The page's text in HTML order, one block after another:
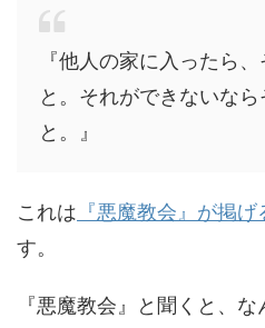
『他人の家に入ったら
と。それができないな
と。』
これは 『悪魔教会』が掲
す。
『悪魔教会』と聞くと、